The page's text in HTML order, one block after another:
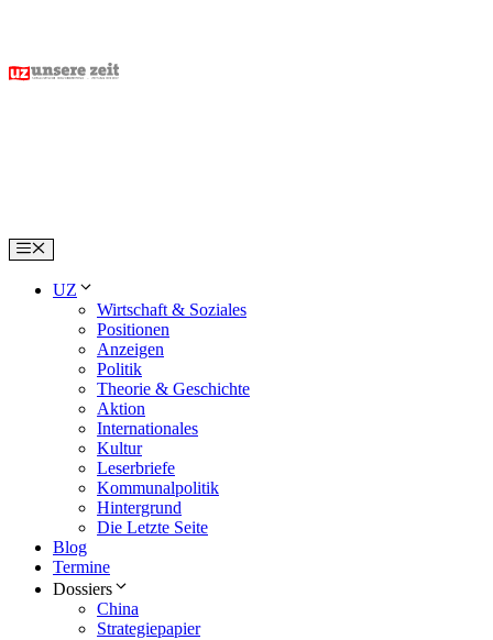
content
Menu
UZ
Wirtschaft & Soziales
Positionen
Anzeigen
Politik
Theorie & Geschichte
Aktion
Internationales
Kultur
Leserbriefe
Kommunalpolitik
Hintergrund
Die Letzte Seite
Blog
Termine
Dossiers
China
Strategiepapier